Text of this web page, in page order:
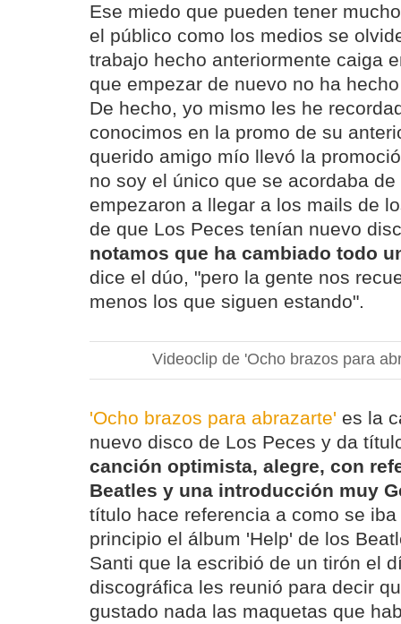
Ese miedo que pueden tener
el público como los medios se
trabajo hecho anteriormente caiga
que empezar de nuevo no ha
De hecho, yo mismo les he
conocimos en la promo de su
querido amigo mío llevó la
no soy el único que se acordaba
empezaron a llegar a los mails de
de que Los Peces tenían nuevo
notamos que ha cambiado todo
dice el dúo, "pero la gente nos
menos los que siguen estando".
Videoclip de 'Ocho brazos para
'Ocho brazos para abrazarte' es la
nuevo disco de Los Peces y da
canción optimista, alegre, con
Beatles y una introducción muy
título hace referencia a como se
principio el álbum 'Help' de los
Santi que la escribió de un tirón el
discográfica les reunió para decir
gustado nada las maquetas que